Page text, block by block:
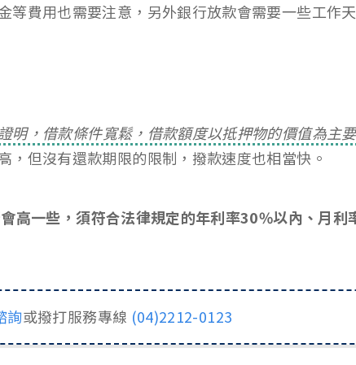
等費用也需要注意，另外銀行放款會需要一些工作
明，借款條件寬鬆，借款額度以抵押物的價值為主
，但沒有還款期限的限制，撥款速度也相當快。
高一些，須符合法律規定的年利率30%以內、月利
詢或撥打服務專線 (04)2212-0123